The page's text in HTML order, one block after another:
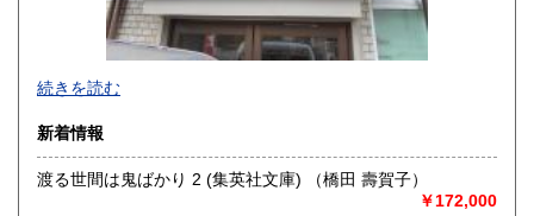
300円 長崎県
熊本県
宮崎県
沖縄県 300円
不死鳥BOOKSでは、書籍だけでなくCD、DVD、レコード、
ゲーム、おもちゃ、骨董品まであらゆるものの買い取りがで
にお問い合わせください。出張費は、無料です。
沿線名：伯備線・桃太郎線(吉備線)
続きを読む
新着情報
渡る世間は鬼ばかり 2 (集英社文庫) （橋田 壽賀子）
￥172,000